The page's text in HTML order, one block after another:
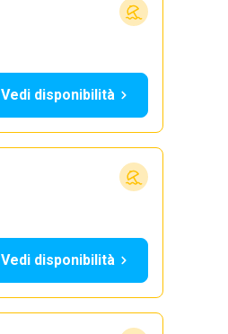
Vedi disponibilità
Vedi disponibilità